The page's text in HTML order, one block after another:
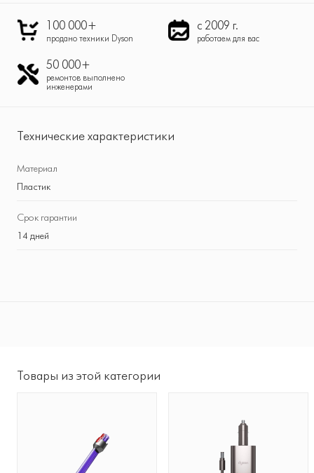
100 000+
продано техники Dyson
с 2009 г.
работаем для вас
50 000+
ремонтов выполнено
инженерами
Технические характеристики
Материал
Пластик
Срок гарантии
14 дней
Товары из этой категории